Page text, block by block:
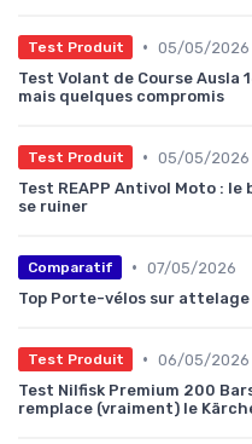
Test Produit • 05/05/2026
Test Volant de Course Ausla
mais quelques compromis
Test Produit • 05/05/2026
Test REAPP Antivol Moto :
se ruiner
Comparatif • 07/05/2026
Top Porte-vélos sur attelage
Test Produit • 06/05/2026
Test Nilfisk Premium 200
remplace (vraiment) le